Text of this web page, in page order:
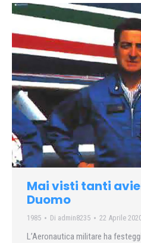
Mai visti tanti
Duomo
1985 Di admin8235 22 Aprile
L’Aeronautica militare ha